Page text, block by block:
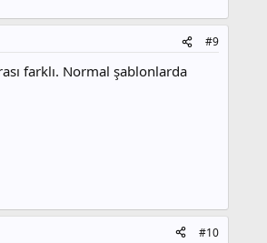
#9
farklı. Normal şablonlarda
#10